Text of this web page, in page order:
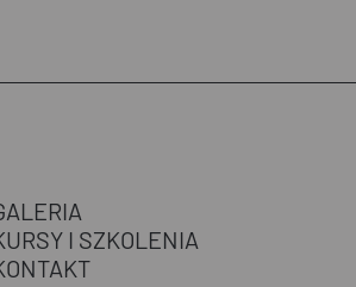
I SZKOLENIA